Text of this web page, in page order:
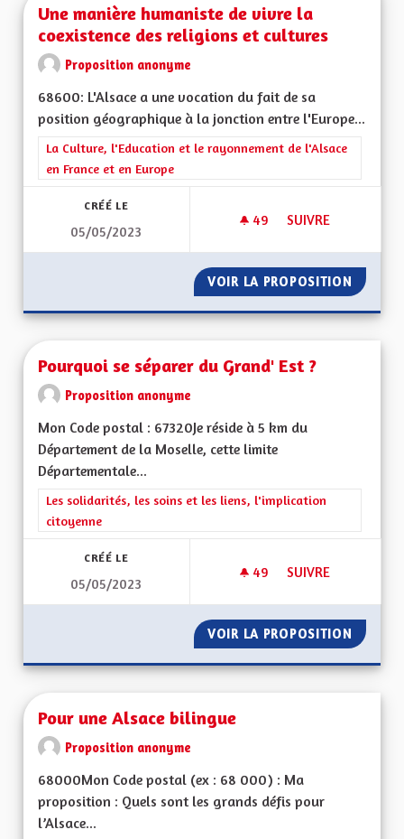
Une manière humaniste de vivre la
coexistence des religions et cultures
Proposition anonyme
68600: L'Alsace a une vocation du fait de sa
position géographique à la jonction entre l'Europe...
Filtrer les résultats de la catégorie : La Culture, l'Education et
La Culture, l'Education et le rayonnement de l'Alsace
en France et en Europe
CRÉÉ LE
05/05/2023
49 49 ABONNÉS
SUIVRE
VOIR LA PROPOSITION UNE
Pourquoi se séparer du Grand' Est ?
Proposition anonyme
Mon Code postal : 67320Je réside à 5 km du
Département de la Moselle, cette limite
Départementale...
Filtrer les résultats de la catégorie : Les solidarités, les soins
Les solidarités, les soins et les liens, l'implication
citoyenne
CRÉÉ LE
05/05/2023
49 49 ABONNÉS
SUIVRE
VOIR LA PROPOSITION
Pour une Alsace bilingue
Proposition anonyme
68000Mon Code postal (ex : 68 000) : Ma
proposition : Quels sont les grands défis pour
l’Alsace...